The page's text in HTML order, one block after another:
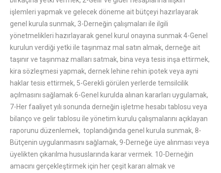
işlemleri yapmak ve gelecek döneme ait bütçeyi hazırlayarak
genel kurula sunmak, 3-Derneğin çalışmaları ile ilgili
yönetmelikleri hazırlayarak genel kurul onayına sunmak 4-Genel
kurulun verdiği yetki ile taşınmaz mal satın almak, derneğe ait
taşınır ve taşınmaz malları satmak, bina veya tesis inşa ettirmek,
kira sözleşmesi yapmak, dernek lehine rehin ipotek veya ayni
haklar tesis ettirmek, 5-Gerekli görülen yerlerde temsilcilik
açılmasını sağlamak 6-Genel kurulda alınan kararları uygulamak,
7-Her faaliyet yılı sonunda derneğin işletme hesabı tablosu veya
bilanço ve gelir tablosu ile yönetim kurulu çalışmalarını açıklayan
raporunu düzenlemek, toplandığında genel kurula sunmak, 8-
Bütçenin uygulanmasını sağlamak, 9-Derneğe üye alınması veya
üyelikten çıkarılma hususlarında karar vermek. 10-Derneğin
amacını gerçekleştirmek için her çeşit kararı almak ve